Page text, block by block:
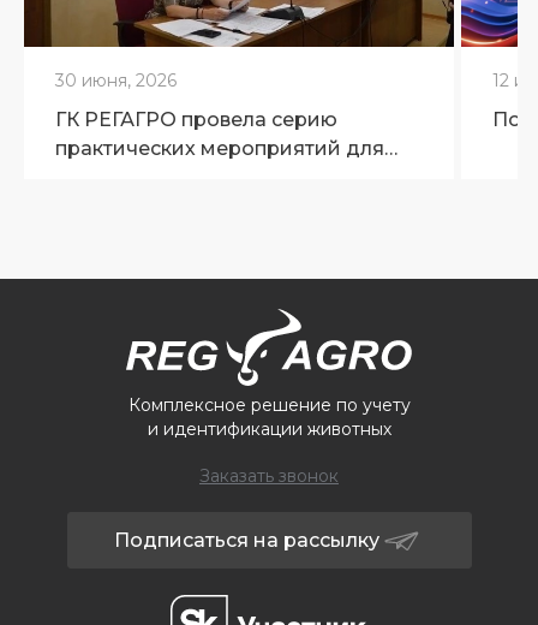
30 июня, 2026
ГК РЕГАГРО провела серию
практических мероприятий для
12
Комплексное решение по учету
и идентификации животных
Заказать звонок
Подписаться на рассылку